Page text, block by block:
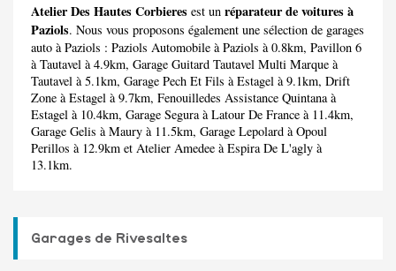
Atelier Des Hautes Corbieres est un réparateur de voitures à
Paziols. Nous vous proposons également une sélection de garages
auto à Paziols : Paziols Automobile à Paziols à 0.8km, Pavillon 6
à Tautavel à 4.9km, Garage Guitard Tautavel Multi Marque à
Tautavel à 5.1km, Garage Pech Et Fils à Estagel à 9.1km, Drift
Zone à Estagel à 9.7km, Fenouilledes Assistance Quintanaà
Estagel à 10.4km, Garage Seguraà Latour De France à 11.4km,
Garage Gelis à Maury à 11.5km, Garage Lepolard à Opoul
Perillos à 12.9km et Atelier Amedee à Espira De L'agly à
13.1km.
Garages de Rivesaltes